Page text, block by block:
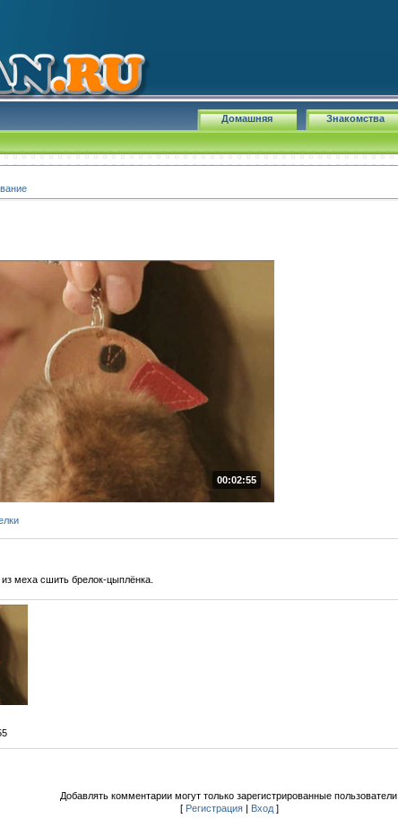
Знакомства
Домашняя
00:02:55
меха сшить брелок-цыплёнка.
Добавлять комментарии могут только зарегистрированные пользователи.
[ Регистрация | Вход ]